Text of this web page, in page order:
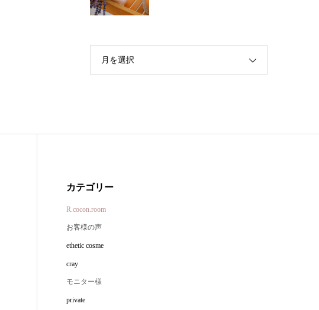
月を選択
カテゴリー
R.cocon.room
お客様の声
ethetic cosme
cray
モニター様
private